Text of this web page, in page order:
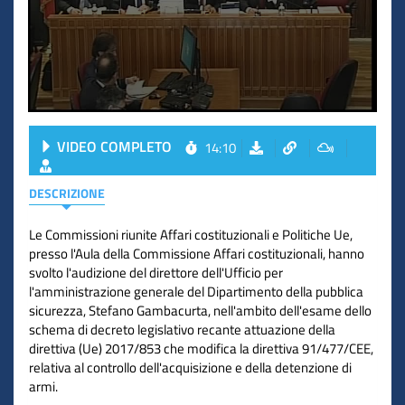
VIDEO COMPLETO 14:10
DESCRIZIONE
Le Commissioni riunite Affari costituzionali e Politiche Ue,
presso l'Aula della Commissione Affari costituzionali, hanno
svolto l'audizione del direttore dell'Ufficio per
l'amministrazione generale del Dipartimento della pubblica
sicurezza, Stefano Gambacurta, nell'ambito dell'esame dello
schema di decreto legislativo recante attuazione della
direttiva (Ue) 2017/853 che modifica la direttiva 91/477/CEE,
relativa al controllo dell'acquisizione e della detenzione di
armi.